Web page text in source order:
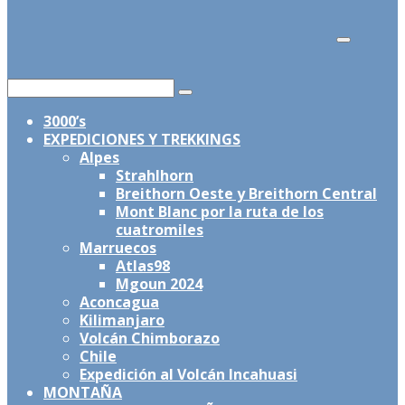
por:
Buscar
3000’s
EXPEDICIONES Y TREKKINGS
Alpes
Strahlhorn
Breithorn Oeste y Breithorn Central
Mont Blanc por la ruta de los
cuatromiles
Marruecos
Atlas98
Mgoun 2024
Aconcagua
Kilimanjaro
Volcán Chimborazo
Chile
Expedición al Volcán Incahuasi
MONTAÑA